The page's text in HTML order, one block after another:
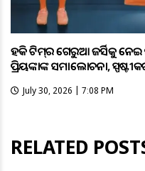
ହକି ଟିମ୍‌ର ଗେରୁଆ ଜର୍ସିକୁ ନେଇ
ପ୍ରିୟଙ୍କାଙ୍କ ସମାଲୋଚନା,
July 30, 2026 | 7:08 PM
RELATED